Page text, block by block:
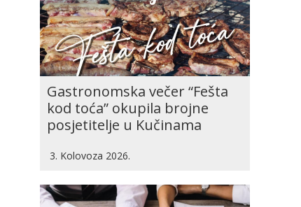
Gastronomska večer “Fešta
kod toća” okupila brojne
posjetitelje u Kučinama
3. Kolovoza 2026.